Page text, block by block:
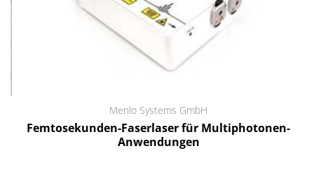
Menlo Systems GmbH
Femtosekunden-Faserlaser für Multiphotonen-
Anwendungen